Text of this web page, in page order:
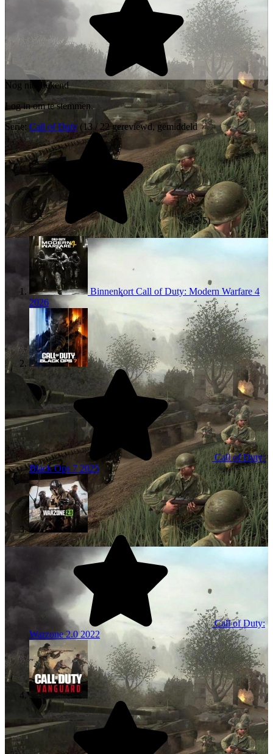
Nog niet bekend
Log in om te stemmen.
Serie: Call of Duty (13 / 22 gereviewd, gemiddeld
3,5/5)
Binnenkort Call of Duty: Modern Warfare 4
2026
Call of Duty:
Black Ops 7 2025
Call of Duty:
Warzone 2.02022